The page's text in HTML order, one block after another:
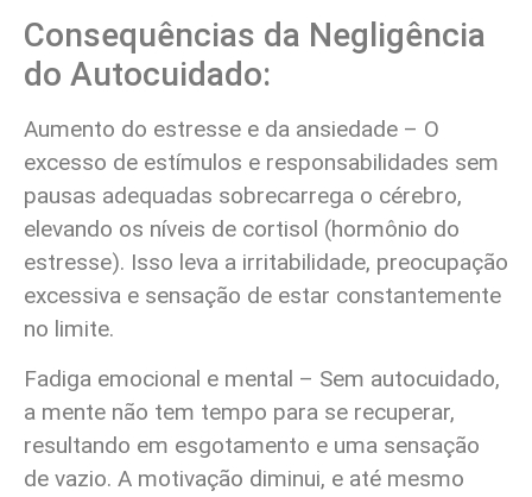
Consequências da Negligência
do Autocuidado:
Aumento do estresse e da ansiedade – O
excesso de estímulos e responsabilidades sem
pausas adequadas sobrecarrega o cérebro,
elevando os níveis de cortisol (hormônio do
estresse). Isso leva a irritabilidade, preocupação
excessiva e sensação de estar constantemente
no limite.
Fadiga emocional e mental – Sem autocuidado,
a mente não tem tempo para se recuperar,
resultando em esgotamento e uma sensação
de vazio. A motivação diminui, e até mesmo